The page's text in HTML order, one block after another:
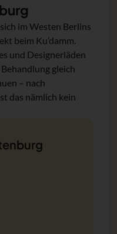
im Westen Berlins
beim Ku’damm.
und Designerläden
gleich
– nach
das nämlich kein